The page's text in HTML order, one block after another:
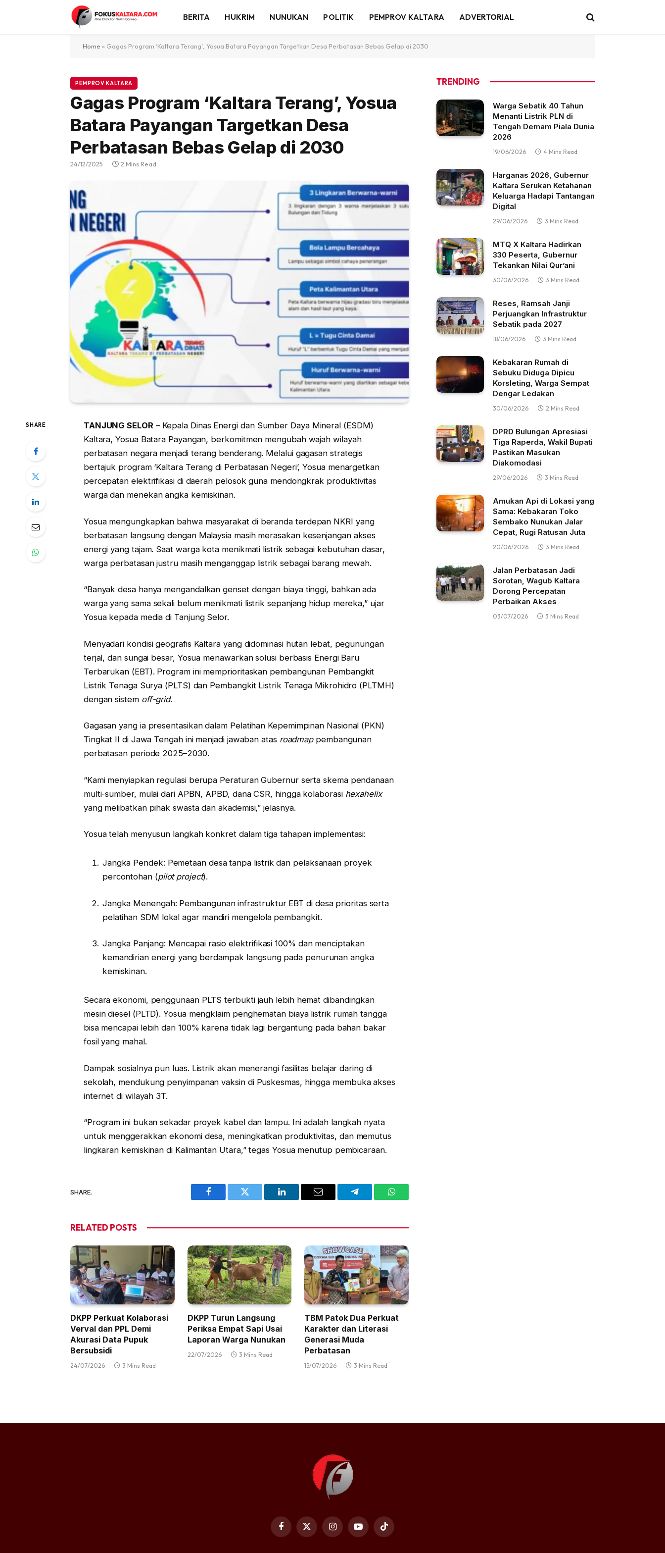
BERITA HUKRIM NUNUKAN POLITIK PEMPROV KALTARA ADVERTORIAL
Home » Gagas Program ‘Kaltara Terang’, Yosua Batara Payangan Targetkan Desa Perbatasan Bebas Gelap di 2030
PEMPROV KALTARA
Gagas Program ‘Kaltara Terang’, Yosua
Batara Payangan Targetkan Desa
Perbatasan Bebas Gelap di 2030
24/12/2025 2 Mins Read
SHARE TANJUNG SELOR– Kepala Dinas Energi dan Sumber Daya Mineral (ESDM)
Kaltara, Yosua Batara Payangan, berkomitmen mengubah wajah wilayah
perbatasan negara menjadi terang benderang. Melalui gagasan strategis
bertajuk program ‘Kaltara Terang di Perbatasan Negeri’, Yosua menargetkan
percepatan elektrifikasi di daerah pelosok guna mendongkrak produktivitas
warga dan menekan angka kemiskinan.
Yosua mengungkapkan bahwa masyarakat di beranda terdepan NKRI yang
berbatasan langsung dengan Malaysia masih merasakan kesenjangan akses
energi yang tajam. Saat warga kota menikmati listrik sebagai kebutuhan dasar,
warga perbatasan justru masih menganggap listrik sebagai barang mewah.
“Banyak desa hanya mengandalkan genset dengan biaya tinggi, bahkan ada
warga yang sama sekali belum menikmati listrik sepanjang hidup mereka,” ujar
Yosua kepada media di Tanjung Selor.
Menyadari kondisi geografis Kaltara yang didominasi hutan lebat, pegunungan
terjal, dan sungai besar, Yosua menawarkan solusi berbasis Energi Baru
Terbarukan (EBT). Program ini memprioritaskan pembangunan Pembangkit
Listrik Tenaga Surya (PLTS) dan Pembangkit Listrik Tenaga Mikrohidro (PLTMH)
dengan sistem off-grid.
Gagasan yang ia presentasikan dalam Pelatihan Kepemimpinan Nasional (PKN)
Tingkat II di Jawa Tengah ini menjadi jawaban atas roadmappembangunan
perbatasan periode 2025–2030.
“Kami menyiapkan regulasi berupa Peraturan Gubernur serta skema pendanaan
multi-sumber, mulai dari APBN, APBD, dana CSR, hingga kolaborasi hexahelix
yang melibatkan pihak swasta dan akademisi,” jelasnya.
Yosua telah menyusun langkah konkret dalam tiga tahapan implementasi:
Jangka Pendek: Pemetaan desa tanpa listrik dan pelaksanaan proyek
percontohan (pilot project).
Jangka Menengah: Pembangunan infrastruktur EBT di desa prioritas serta
pelatihan SDM lokal agar mandiri mengelola pembangkit.
Jangka Panjang: Mencapai rasio elektrifikasi 100% dan menciptakan
kemandirian energi yang berdampak langsung pada penurunan angka
kemiskinan.
Secara ekonomi, penggunaan PLTS terbukti jauh lebih hemat dibandingkan
mesin diesel (PLTD). Yosua mengklaim penghematan biaya listrik rumah tangga
bisa mencapai lebih dari 100% karena tidak lagi bergantung pada bahan bakar
fosil yang mahal.
Dampak sosialnya pun luas. Listrik akan menerangi fasilitas belajar daring di
sekolah, mendukung penyimpanan vaksin di Puskesmas, hingga membuka akses
internet di wilayah 3T.
“Program ini bukan sekadar proyek kabel dan lampu. Ini adalah langkah nyata
untuk menggerakkan ekonomi desa, meningkatkan produktivitas, dan memutus
lingkaran kemiskinan di Kalimantan Utara,” tegas Yosua menutup pembicaraan.
SHARE.
Facebook Twitter LinkedIn Email Telegram WhatsApp
RELATED POSTS
DKPP Perkuat Kolaborasi
Verval dan PPL Demi
Akurasi Data Pupuk
Bersubsidi
24/07/2026 3 Mins Read
DKPP Turun Langsung
Periksa Empat Sapi Usai
Laporan Warga Nunukan
22/07/2026 3 Mins Read
TBM Patok Dua Perkuat
Karakter dan Literasi
Generasi Muda
Perbatasan
15/07/2026 3 Mins Read
TRENDING
Warga Sebatik 40 Tahun
Menanti Listrik PLN di
Tengah Demam Piala Dunia
2026
19/06/2026 4 Mins Read
Harganas 2026, Gubernur
Kaltara Serukan Ketahanan
Keluarga Hadapi Tantangan
Digital
29/06/2026 3 Mins Read
MTQ X Kaltara Hadirkan
330 Peserta, Gubernur
Tekankan Nilai Qur’ani
30/06/2026 3 Mins Read
Reses, Ramsah Janji
Perjuangkan Infrastruktur
Sebatik pada 2027
18/06/2026 3 Mins Read
Kebakaran Rumah di
Sebuku Diduga Dipicu
Korsleting, Warga Sempat
Dengar Ledakan
30/06/2026 2 Mins Read
DPRD Bulungan Apresiasi
Tiga Raperda, Wakil Bupati
Pastikan Masukan
Diakomodasi
29/06/2026 3 Mins Read
Amukan Api di Lokasi yang
Sama: Kebakaran Toko
Sembako Nunukan Jalar
Cepat, Rugi Ratusan Juta
20/06/2026 3 Mins Read
Jalan Perbatasan Jadi
Sorotan, Wagub Kaltara
Dorong Percepatan
Perbaikan Akses
03/07/2026 3 Mins Read
Facebook
X
(Twitter)
InstagramYouTubeTikTok